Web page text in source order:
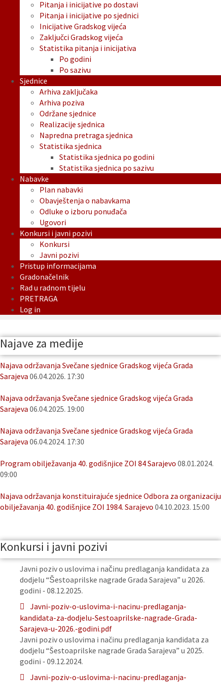
Pitanja i inicijative po dostavi
Pitanja i inicijative po sjednici
Inicijative Gradskog vijeća
Zaključci Gradskog vijeća
Statistika pitanja i inicijativa
Po godini
Po sazivu
Sjednice
Arhiva zaključaka
Arhiva poziva
Održane sjednice
Realizacije sjednica
Napredna pretraga sjednica
Statistika sjednica
Statistika sjednica po godini
Statistika sjednica po sazivu
Nabavke
Plan nabavki
Obavještenja o nabavkama
Odluke o izboru ponuđača
Ugovori
Konkursi i javni pozivi
Konkursi
Javni pozivi
Pristup informacijama
Gradonačelnik
Rad u radnom tijelu
PRETRAGA
Log in
Najave za medije
Najava održavanja Svečane sjednice Gradskog vijeća Grada
Sarajeva 06.04.2026. 17:30
Najava održavanja Svečane sjednice Gradskog vijeća Grada
Sarajeva 06.04.2025. 19:00
Najava održavanja Svečane sjednice Gradskog vijeća Grada
Sarajeva 06.04.2024. 17:30
Program obilježavanja 40. godišnjice ZOI 84 Sarajevo 08.01.2024.
09:00
Najava održavanja konstituirajuće sjednice Odbora za organizaciju
obilježavanja 40. godišnjice ZOI 1984. Sarajevo 04.10.2023. 15:00
Konkursi i javni pozivi
Javni poziv o uslovima i načinu predlaganja kandidata za
dodjelu “Šestoaprilske nagrade Grada Sarajeva” u 2026.
godini - 08.12.2025.
Javni-poziv-o-uslovima-i-nacinu-predlaganja-
kandidata-za-dodjelu-Sestoaprilske-nagrade-Grada-
Sarajeva-u-2026.-godini.pdf
Javni poziv o uslovima i načinu predlaganja kandidata za
dodjelu “Šestoaprilske nagrade Grada Sarajeva” u 2025.
godini - 09.12.2024.
Javni-poziv-o-uslovima-i-nacinu-predlaganja-